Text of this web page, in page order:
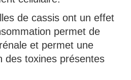
de cassis ont un effet
permet de
et permet une
des toxines présentes